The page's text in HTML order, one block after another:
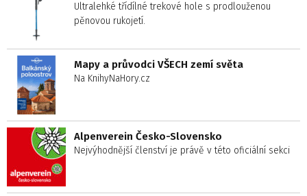
Ultralehké třídílné trekové hole s prodlouženou
pěnovou rukojetí.
Mapy a průvodci VŠECH zemí světa
Na KnihyNaHory.cz
Alpenverein Česko-Slovensko
Nejvýhodnější členství je právě v této oficiální sekci